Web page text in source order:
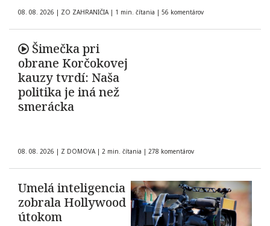
08. 08. 2026 | ZO ZAHRANIČIA | 1 min. čítania | 56 komentárov
Šimečka pri
obrane Korčokovej
kauzy tvrdí: Naša
politika je iná než
smerácka
08. 08. 2026 | Z DOMOVA | 2 min. čítania | 278 komentárov
Umelá inteligencia
zobrala Hollywood
útokom